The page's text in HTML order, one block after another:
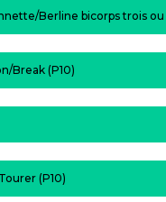
Berline bicorps trois ou
Break (P10)
(P10)